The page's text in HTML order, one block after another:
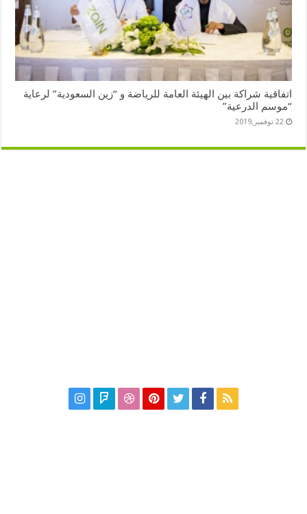
اتفاقية شراكة بين الهيئة العامة للرياضة و “زين السعودية” لرعاية
“موسم الدرعية”
22 نوفمبر,2019